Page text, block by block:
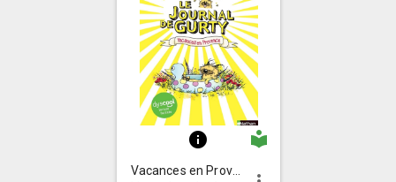
info local_library
Vacances en Provence